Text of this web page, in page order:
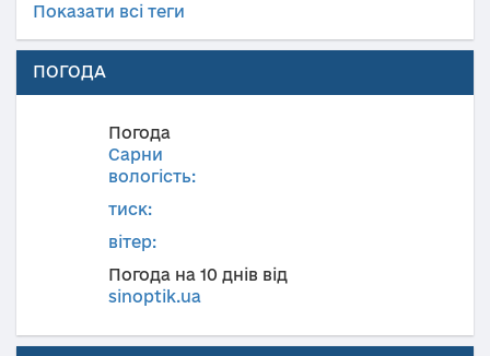
Показати всі теги
ПОГОДА
Погода
Сарни
вологість:
тиск:
вітер:
Погода на 10 днів від
sinoptik.ua